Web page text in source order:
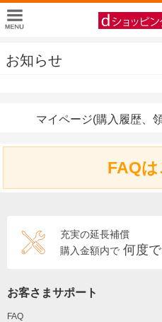
お知らせ
マイページ(購入履歴、
FAQ
充実の延長補償
購入金額内で 何度
お客さまサポート
FAQ